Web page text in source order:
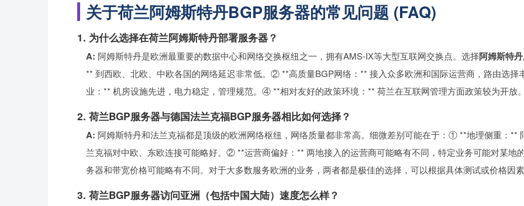
关于荷兰阿姆斯特丹BGP服务器的常见问题 (FAQ)
1. 为什么选择在荷兰阿姆斯特丹部署服务器？
A: 阿姆斯特丹是欧洲最重要的数据中心和网络交换枢纽之一，拥有AMS-IX等大型互联网交换点。选择阿姆斯特
** 到西欧、北欧、中欧各国的网络延迟非常低。② **高质量BGP网络：** 接入众多欧洲和国际运营商，路由选
业：** 机房设施先进，电力稳定，管理规范。④ **相对友好的政策环境：** 荷兰在互联网管理方面政策较为开放
2. 荷兰BGP服务器与德国法兰克福BGP服务器相比如何选择？
A: 阿姆斯特丹和法兰克福都是顶级的欧洲网络枢纽，网络质量都非常高。细微差别可能在于：① **地理侧重：**
兰克福对中欧、东欧连接可能略好。② **运营商偏好：** 两地接入的运营商可能略有不同，特定业务可能对某
务器和带宽价格可能略有不同。对于大多数服务欧洲的业务，两者都是极佳的选择，可以根据具体测试或价格因素
3. 荷兰BGP服务器访问亚洲（包括中国大陆）速度怎么样？